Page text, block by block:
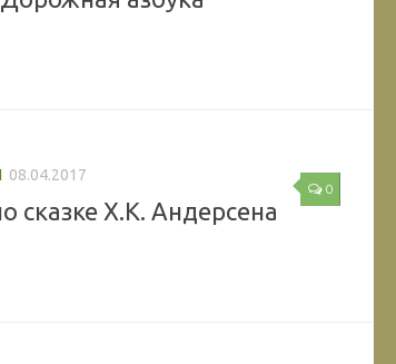
0
08.04.2017
сказке Х.К. Андерсена